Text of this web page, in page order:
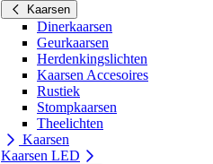
Kaarsen
Dinerkaarsen
Geurkaarsen
Herdenkingslichten
Kaarsen Accesoires
Rustiek
Stompkaarsen
Theelichten
Kaarsen
Kaarsen LED